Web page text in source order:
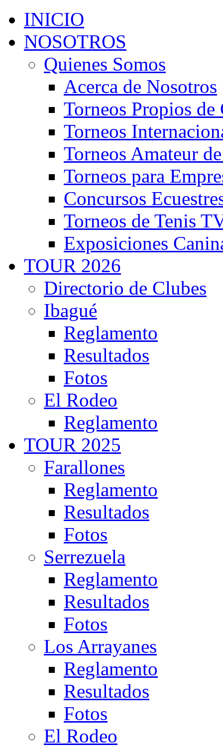
INICIO
NOSOTROS
Quienes Somos
Acerca de Nosotros
Torneos Propios
Torneos
Torneos Amateur
Torneos para
Concursos
Torneos de Tenis
Exposiciones
TOUR 2026
Directorio de Clubes
Ibagué
Reglamento
Resultados
Fotos
El Rodeo
Reglamento
TOUR 2025
Farallones
Reglamento
Resultados
Fotos
Serrezuela
Reglamento
Resultados
Fotos
Los Arrayanes
Reglamento
Resultados
Fotos
El Rodeo